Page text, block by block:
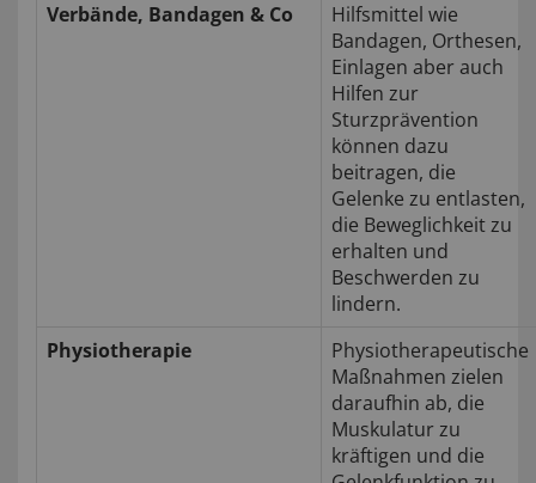
Verbände, Bandagen & Co
Hilfsmittel wie
Bandagen, Orthesen,
Einlagen aber auch
Hilfen zur
Sturzprävention
können dazu
beitragen, die
Gelenke zu entlasten,
die Beweglichkeit zu
erhalten und
Beschwerden zu
lindern.
Physiotherapie
Physiotherapeutische
Maßnahmen zielen
daraufhin ab, die
Muskulatur zu
kräftigen und die